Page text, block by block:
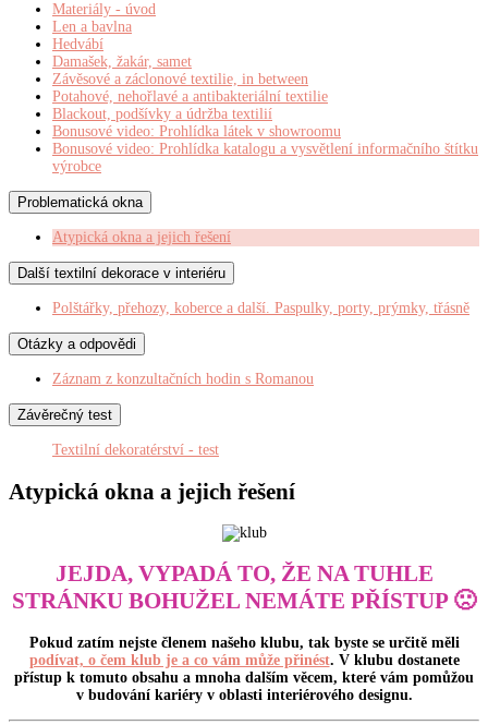
Materiály - úvod
Len a bavlna
Hedvábí
Damašek, žakár, samet
Závěsové a záclonové textilie, in between
Potahové, nehořlavé a antibakteriální textilie
Blackout, podšívky a údržba textilií
Bonusové video: Prohlídka látek v showroomu
Bonusové video: Prohlídka katalogu a vysvětlení informačního štítku
výrobce
Problematická okna
Atypická okna a jejich řešení
Další textilní dekorace v interiéru
Polštářky, přehozy, koberce a další. Paspulky, porty, prýmky, třásně
Otázky a odpovědi
Záznam z konzultačních hodin s Romanou
Závěrečný test
Textilní dekoratérství - test
Atypická okna a jejich řešení
JEJDA, VYPADÁ TO, ŽE NA TUHLE
STRÁNKU BOHUŽEL NEMÁTE PŘÍSTUP 🙁
Pokud zatím nejste členem našeho klubu, tak byste se určitě měli
podívat, o čem klub je a co vám může přinést. V klubu dostanete
přístup k tomuto obsahu a mnoha dalším věcem, které vám pomůžou
v budování kariéry v oblasti interiérového designu.